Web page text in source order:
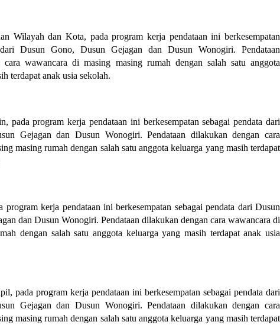
Wilayah dan Kota, pada program kerja pendataan ini berkesempatan
Dusun Gono, Dusun Gejagan dan Dusun Wonogiri. Pendataan
cara wawancara di masing masing rumah dengan salah satu anggota
terdapat anak usia sekolah.
pada program kerja pendataan ini berkesempatan sebagai pendata dari
Gejagan dan Dusun Wonogiri. Pendataan dilakukan dengan cara
masing rumah dengan salah satu anggota keluarga yang masih terdapat
program kerja pendataan ini berkesempatan sebagai pendata dari Dusun
dan Dusun Wonogiri. Pendataan dilakukan dengan cara wawancara di
dengan salah satu anggota keluarga yang masih terdapat anak usia
pada program kerja pendataan ini berkesempatan sebagai pendata dari
Gejagan dan Dusun Wonogiri. Pendataan dilakukan dengan cara
masing rumah dengan salah satu anggota keluarga yang masih terdapat